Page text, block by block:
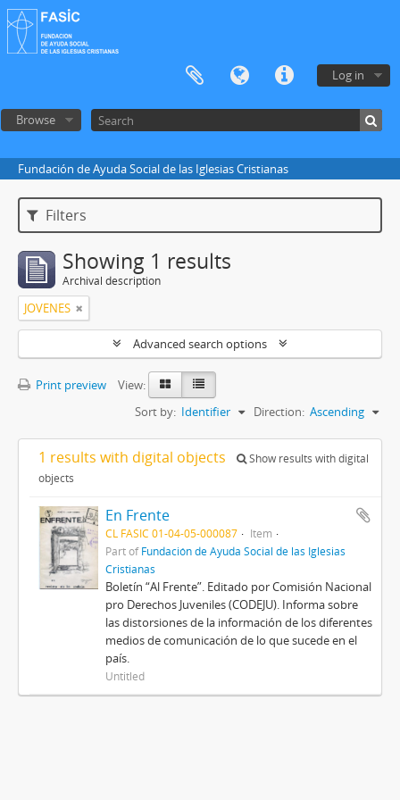
Log in
Browse
Fundación de Ayuda Social de las Iglesias Cristianas
Filters
Showing 1 results
Archival description
JOVENES
Advanced search options
Print preview
View:
Sort by: Identifier Direction: Ascending
1 results with digital objects
Show results with digital
objects
En Frente
CL FASIC 01-04-05-000087
Item
Part ofFundación de Ayuda Social de las Iglesias
Cristianas
Boletín “Al Frente”. Editado por Comisión Nacional
pro Derechos Juveniles (CODEJU). Informa sobre
las distorsiones de la información de los diferentes
medios de comunicación de lo que sucede en el
país.
Untitled